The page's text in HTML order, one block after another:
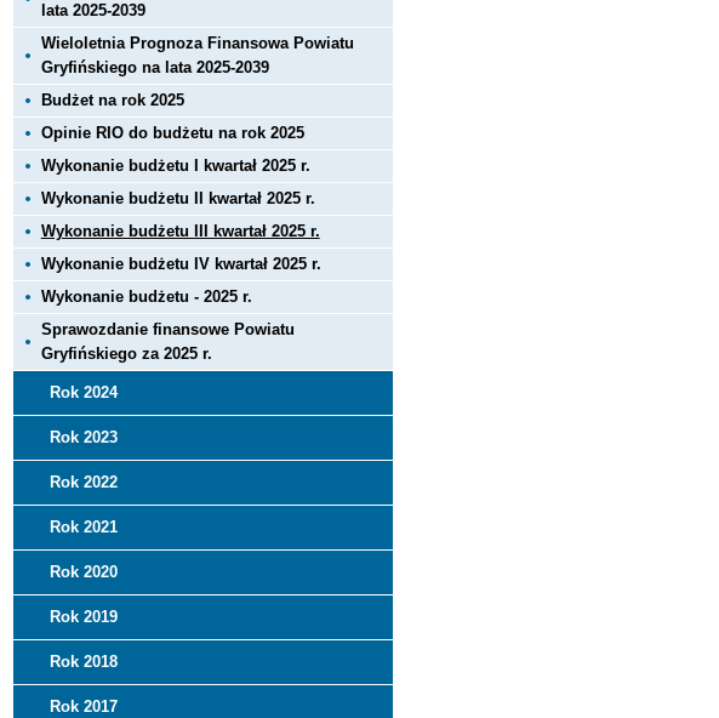
lata 2025-2039
Wieloletnia Prognoza Finansowa Powiatu
Gryfińskiego na lata 2025-2039
Budżet na rok 2025
Opinie RIO do budżetu na rok 2025
Wykonanie budżetu I kwartał 2025 r.
Wykonanie budżetu II kwartał 2025 r.
Wykonanie budżetu III kwartał 2025 r.
Wykonanie budżetu IV kwartał 2025 r.
Wykonanie budżetu - 2025 r.
Sprawozdanie finansowe Powiatu
Gryfińskiego za 2025 r.
Rok 2024
Rok 2023
Rok 2022
Rok 2021
Rok 2020
Rok 2019
Rok 2018
Rok 2017